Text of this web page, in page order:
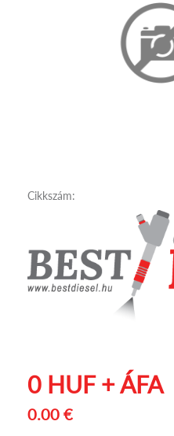
Cikkszám:
0 HUF + ÁFA
0.00 €